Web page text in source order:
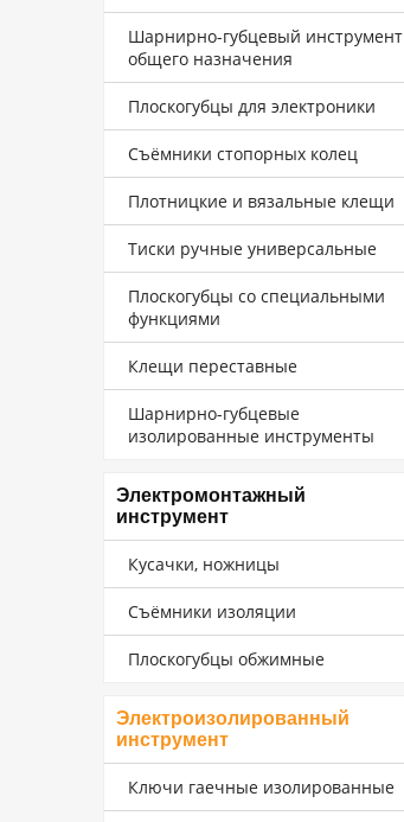
Шарнирно-губцевый инструмент
общего назначения
Плоскогубцы для электроники
Съёмники стопорных колец
Плотницкие и вязальные клещи
Тиски ручные универсальные
Плоскогубцы со специальными
функциями
Клещи переставные
Шарнирно-губцевые
изолированные инструменты
Электромонтажный
инструмент
Кусачки, ножницы
Съёмники изоляции
Плоскогубцы обжимные
Электроизолированный
инструмент
Ключи гаечные изолированные